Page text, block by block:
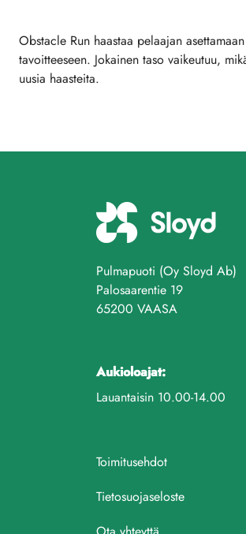
Obstacle Run haastaa pelaajan
tavoitteeseen. Jokainen taso vaikeutuu,
uusia haasteita.
Pulmapuoti (Oy Sloyd Ab)
Palosaarentie 19
65200 VAASA
Aukioloajat:
Lauantaisin 10.00-14.00
Toimitusehdot
Tietosuojaseloste